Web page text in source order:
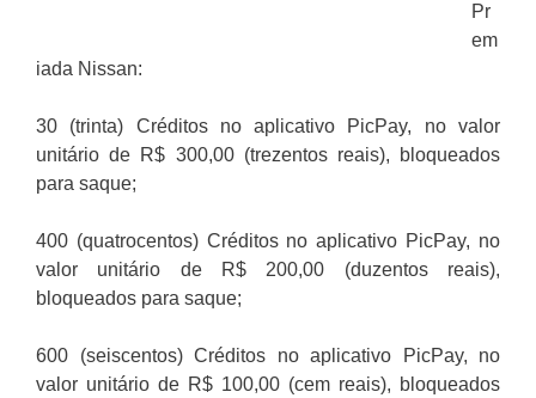
Pr
em
iada Nissan:
30 (trinta) Créditos no aplicativo PicPay, no valor
unitário de R$ 300,00 (trezentos reais), bloqueados
para saque;
400 (quatrocentos) Créditos no aplicativo PicPay, no
valor unitário de R$ 200,00 (duzentos reais),
bloqueados para saque;
600 (seiscentos) Créditos no aplicativo PicPay, no
valor unitário de R$ 100,00 (cem reais), bloqueados